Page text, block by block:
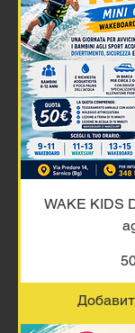
WAKE KIDS